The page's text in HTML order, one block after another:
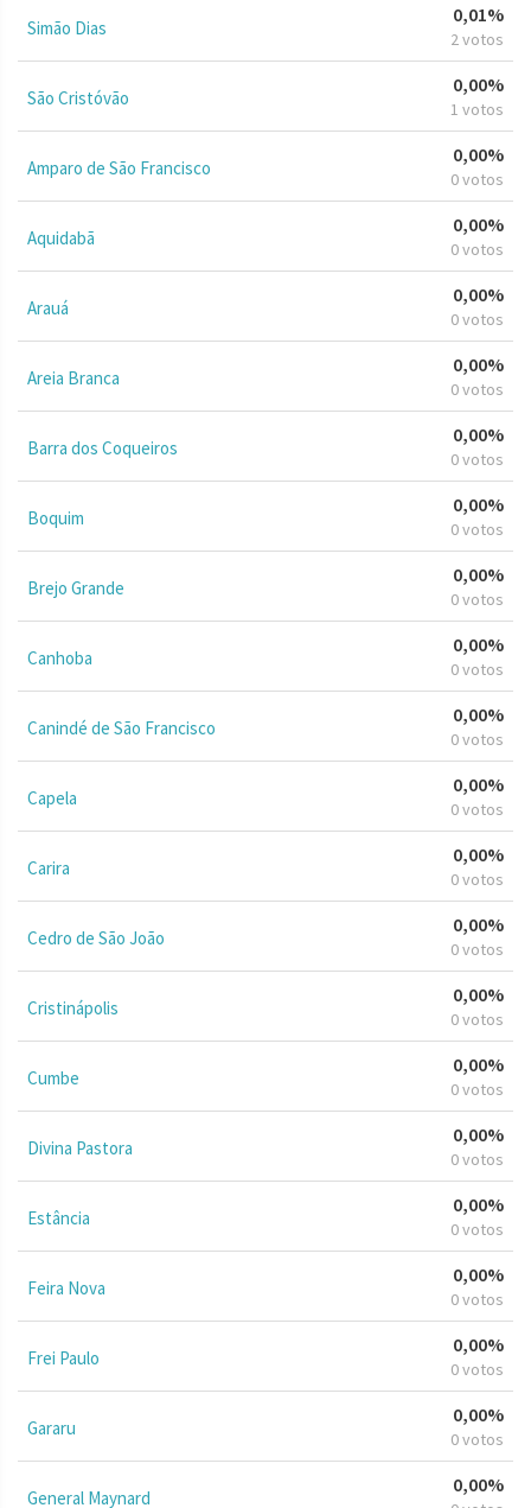
Simão Dias
0,01%
2 votos
São Cristóvão
0,00%
1 votos
Amparo de São Francisco
0,00%
0 votos
Aquidabã
0,00%
0 votos
Arauá
0,00%
0 votos
Areia Branca
0,00%
0 votos
Barra dos Coqueiros
0,00%
0 votos
Boquim
0,00%
0 votos
Brejo Grande
0,00%
0 votos
Canhoba
0,00%
0 votos
Canindé de São Francisco
0,00%
0 votos
Capela
0,00%
0 votos
Carira
0,00%
0 votos
Cedro de São João
0,00%
0 votos
Cristinápolis
0,00%
0 votos
Cumbe
0,00%
0 votos
Divina Pastora
0,00%
0 votos
Estância
0,00%
0 votos
Feira Nova
0,00%
0 votos
Frei Paulo
0,00%
0 votos
Gararu
0,00%
0 votos
General Maynard
0,00%